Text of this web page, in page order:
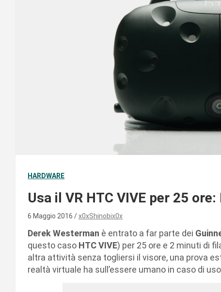
HARDWARE
Usa il VR HTC VIVE per 25
6 Maggio 2016 x0xShinobix0x
Derek Westerman è entrato a far parte dei
questo caso HTC VIVE) per 25 ore e 2 minuti di
altra attività senza togliersi il visore, una prova
realtà virtuale ha sull’essere umano in caso di